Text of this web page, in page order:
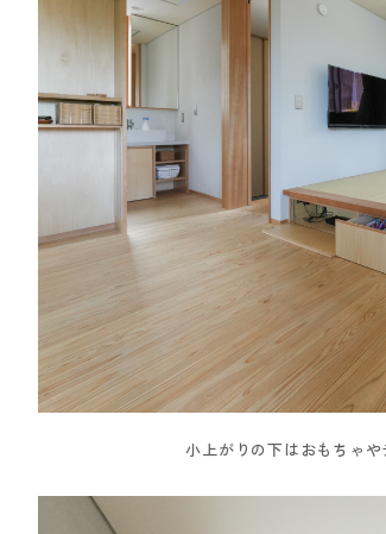
小上がりの下はおもちゃ